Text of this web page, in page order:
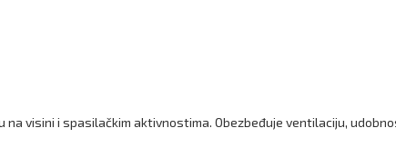
visini i spasilačkim aktivnostima. Obezbeđuje ventilaciju,